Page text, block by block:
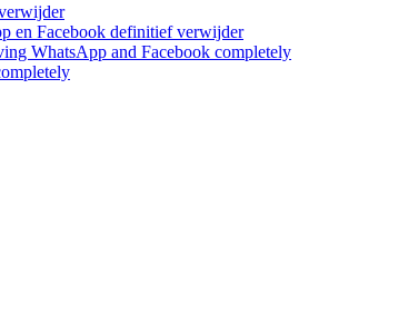
en Facebook definitief verwijder
WhatsApp and Facebook completely